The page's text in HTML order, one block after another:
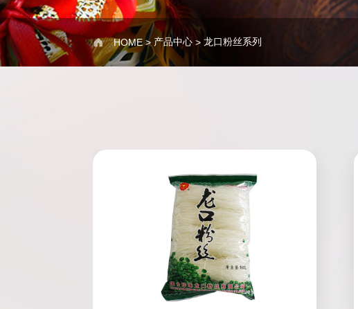
 HOME > 产品中心 > 龙口粉丝系列